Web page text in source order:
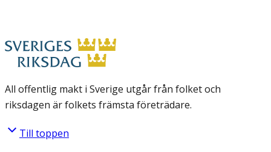
All offentlig makt i Sverige utgår från folket och
riksdagen är folkets främsta företrädare.
Till toppen